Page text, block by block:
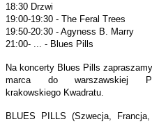
18:30 Drzwi
19:00-19:30 - The Feral Trees
19:50-20:30 - Agyness B. Marry
21:00- ... - Blues Pills
Na koncerty Blues Pills
marca do warszawskiej
krakowskiego Kwadratu.
BLUES PILLS (Szwecja,